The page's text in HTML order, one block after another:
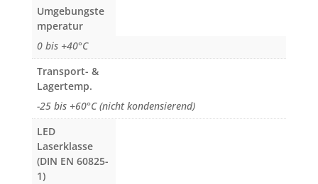
Umgebungste
mperatur
0 bis +40°C
Transport- &
Lagertemp.
-25 bis +60°C (nicht kondensierend)
LED
Laserklasse
(DIN EN 60825-
1)